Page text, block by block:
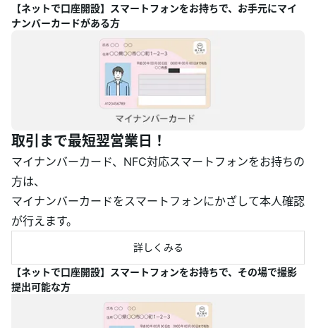
【ネットで口座開設】スマートフォンをお持ちで、お手元にマイ
ナンバーカードがある方
取引まで最短翌営業日！
マイナンバーカード、NFC対応スマートフォンをお持ちの
方は、
マイナンバーカードをスマートフォンにかざして本人確認
が行えます。
詳しくみる
【ネットで口座開設】スマートフォンをお持ちで、その場で撮影
提出可能な方